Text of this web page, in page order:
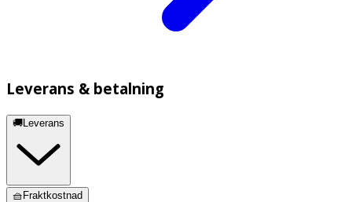
Leverans & betalning
🚚Leverans
🧺Fraktkostnad